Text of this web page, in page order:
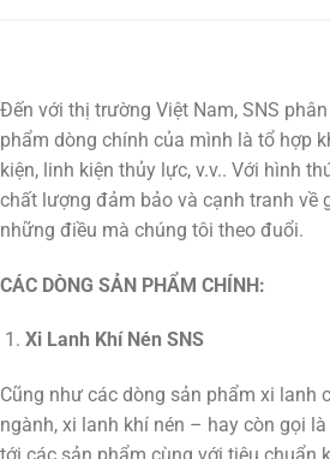
Đến với thị trường Việt Nam, SNS
phẩm dòng chính của mình là tổ hợp
kiện, linh kiện thủy lực, v.v.. Với hình
chất lượng đảm bảo và cạnh tranh về
những điều mà chúng tôi theo đuổi.
CÁC DÒNG SẢN PHẨM CHÍNH:
Xi Lanh Khí Nén SNS
Cũng như các dòng sản phẩm xi lanh
ngành, xi lanh khí nén – hay còn gọi